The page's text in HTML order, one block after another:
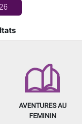
AVENTURES AU
FEMININ